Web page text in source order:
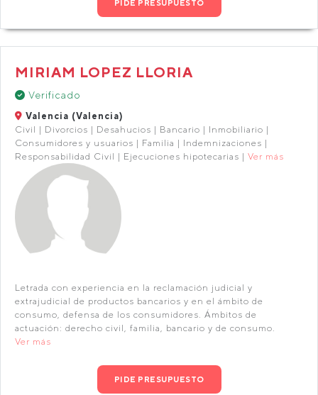
PIDE PRESUPUESTO
MIRIAM LOPEZ LLORIA
Verificado
Valencia (Valencia)
Civil | Divorcios | Desahucios | Bancario | Inmobiliario |
Consumidores y usuarios | Familia | Indemnizaciones |
Responsabilidad Civil | Ejecuciones hipotecarias | Ver más
Letrada con experiencia en la reclamación judicial y
extrajudicial de productos bancarios y en el ámbito de
consumo, defensa de los consumidores. Ámbitos de
actuación: derecho civil, familia, bancario y de consumo.
Ver más
PIDE PRESUPUESTO